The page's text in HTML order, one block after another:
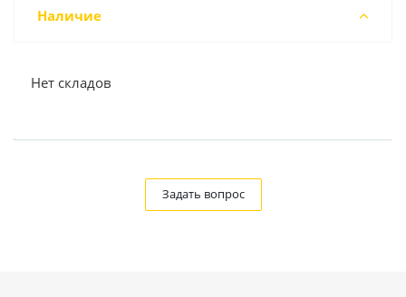
Наличие
Нет складов
Задать вопрос